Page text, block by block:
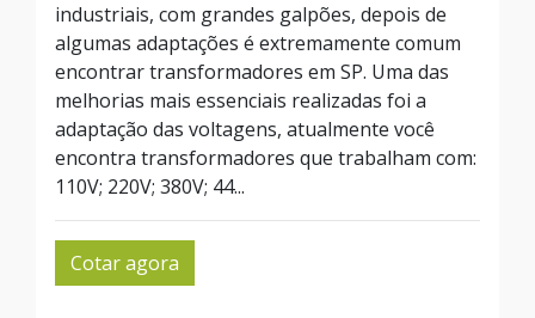
industriais, com grandes galpões, depois de
algumas adaptações é extremamente comum
encontrar transformadores em SP. Uma das
melhorias mais essenciais realizadas foi a
adaptação das voltagens, atualmente você
encontra transformadores que trabalham com:
110V; 220V; 380V; 44...
Cotar agora